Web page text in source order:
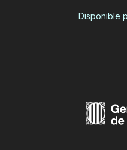
Disponible